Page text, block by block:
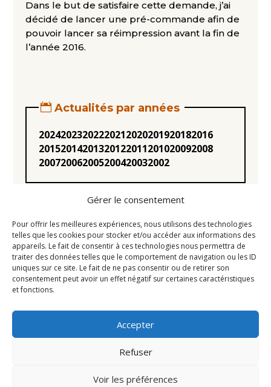
Gérer le consentement
Pour offrir les meilleures expériences, nous utilisons des technologies
telles que les cookies pour stocker et/ou accéder aux informations des
appareils. Le fait de consentir à ces technologies nous permettra de
traiter des données telles que le comportement de navigation ou les ID
uniques sur ce site. Le fait de ne pas consentir ou de retirer son
consentement peut avoir un effet négatif sur certaines caractéristiques
et fonctions.
Accepter
Refuser
Voir les préférences
Dans le but de satisfaire cette demande, j’ai
décidé de lancer une pré-commande afin de
pouvoir lancer sa réimpression avant la fin de
l’année 2016.
Actualités par années
20242023202220212020201920182016
20152014201320122011201020092008
200720062005200420032002
Statuts
Règlement intérieur
Liens utiles